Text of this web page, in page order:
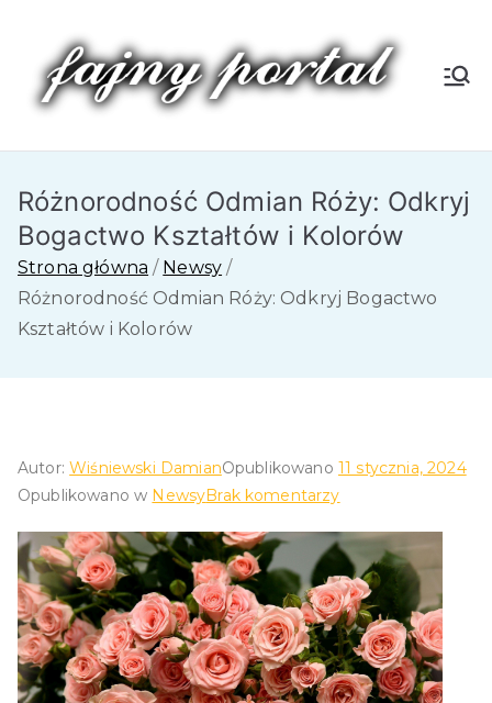
treści
Fa
jn
y
Różnorodność Odmian Róży: Odkryj
Bogactwo Kształtów i Kolorów
Strona główna
Newsy
Różnorodność Odmian Róży: Odkryj Bogactwo
Kształtów i Kolorów
Autor:Wiśniewski DamianOpublikowano 11 stycznia, 2024
Opublikowano w NewsyBrak komentarzydo
Odmian
Róży:
Odkryj
Bogactwo
Kształtów
i